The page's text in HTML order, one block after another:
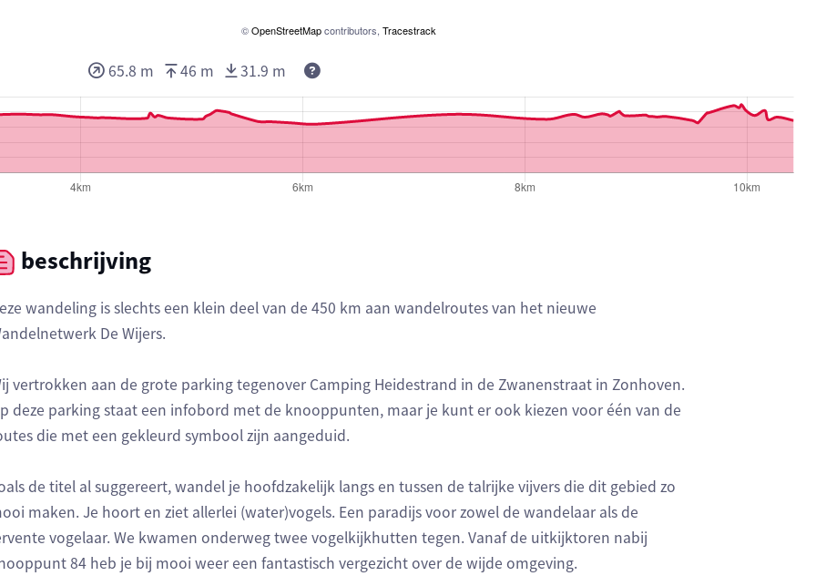
©OpenStreetMapcontributors, Tracestrack
65.8 m 46 m 31.9 m
beschrijving
wandeling is slechts een klein deel van de 450 km aan wandelroutes van het nieuwe
De Wijers.
vertrokken aan de grote parking tegenover Camping Heidestrand in de Zwanenstraat in Zonhoven.
deze parking staat een infobord met de knooppunten, maar je kunt er ook kiezen voor één van de
die met een gekleurd symbool zijn aangeduid.
de titel al suggereert, wandel je hoofdzakelijk langs en tussen de talrijke vijvers die dit gebied zo
maken. Je hoort en ziet allerlei (water)vogels. Een paradijs voor zowel de wandelaar als de
vogelaar. We kwamen onderweg twee vogelkijkhutten tegen. Vanaf de uitkijktoren nabij
84 heb je bij mooi weer een fantastisch vergezicht over de wijde omgeving.